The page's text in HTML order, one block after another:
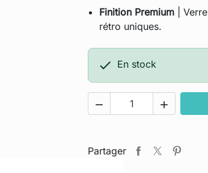
Finition Premium |
rétro uniques.
 En stock
 
Partager